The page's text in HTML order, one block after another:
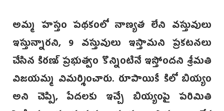
అమ్మ హస్తం పథకంలో నాణ్యత లేని వస్తువులు
ఇస్తున్నారని, 9 వస్తువులు ఇస్తామని ప్రకటనలు
చేసిన కిరణ్‌ ప్రభుత్వం కొన్నింటినే ఇస్తోందని శ్రీమతి
విజయమ్మ విమర్శించారు. రూపాయికే కిలో బియ్యం
అని చెప్పి, పేదలకు ఇచ్చే బియ్యంపై పరిమితి